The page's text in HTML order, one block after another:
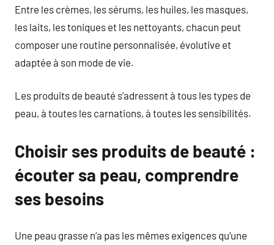
Entre les crèmes, les sérums, les huiles, les masques,
les laits, les toniques et les nettoyants, chacun peut
composer une routine personnalisée, évolutive et
adaptée à son mode de vie.
Les produits de beauté s’adressent à tous les types de
peau, à toutes les carnations, à toutes les sensibilités.
Choisir ses produits de beauté :
écouter sa peau, comprendre
ses besoins
Une peau grasse n’a pas les mêmes exigences qu’une